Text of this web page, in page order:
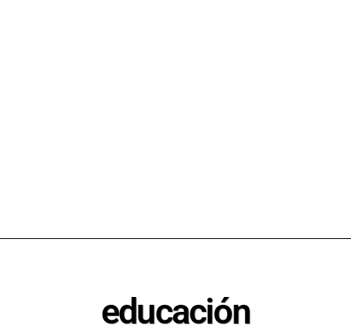
educación